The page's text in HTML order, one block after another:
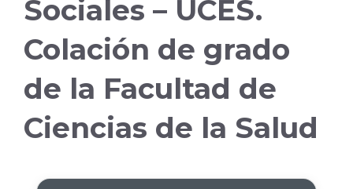
Sociales – UCES.
Colación de grado
de la Facultad de
Ciencias de la Salud